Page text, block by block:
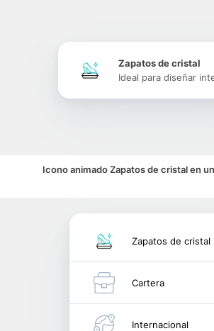
Zapatos de cristal
Ideal para diseñar
Icono animado Zapatos de cristal en
Zapatos de cristal
Cartera
Internacional